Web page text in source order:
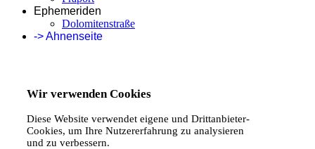
Ephemeriden
Dolomitenstraße
-> Ahnenseite
Wir verwenden Cookies
Diese Website verwendet eigene und Drittanbieter-
Cookies, um Ihre Nutzererfahrung zu analysieren
und zu verbessern.